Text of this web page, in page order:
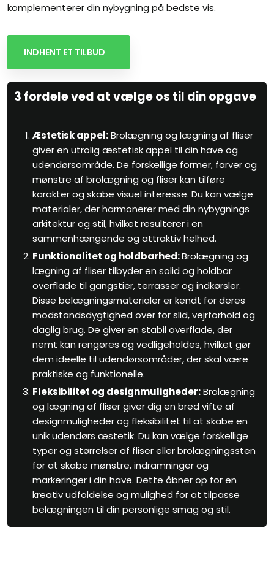
komplementerer din nybygning på bedste vis.
INDHENT ET TILBUD
3 fordele ved at vælge os til din opgave
Æstetisk appel:Brolægning og lægning af fliser
giver en utrolig æstetisk appel til din have og
udendørsområde. De forskellige former, farver og
mønstre af brolægning og fliser kan tilføre
karakter og skabe visuel interesse. Du kan vælge
materialer, der harmonerer med din nybygnings
arkitektur og stil, hvilket resulterer i en
sammenhængende og attraktiv helhed.
Funktionalitet og holdbarhed:Brolægning og
lægning af fliser tilbyder en solid og holdbar
overflade til gangstier, terrasser og indkørsler.
Disse belægningsmaterialer er kendt for deres
modstandsdygtighed over for slid, vejrforhold og
daglig brug. De giver en stabil overflade, der
nemt kan rengøres og vedligeholdes, hvilket gør
dem ideelle til udendørsområder, der skal være
praktiske og funktionelle.
Fleksibilitet og designmuligheder:Brolægning
og lægning af fliser giver dig en bred vifte af
designmuligheder og fleksibilitet til at skabe en
unik udendørs æstetik. Du kan vælge forskellige
typer og størrelser af fliser eller brolægningssten
for at skabe mønstre, indramninger og
markeringer i din have. Dette åbner op for en
kreativ udfoldelse og mulighed for at tilpasse
belægningen til din personlige smag og stil.